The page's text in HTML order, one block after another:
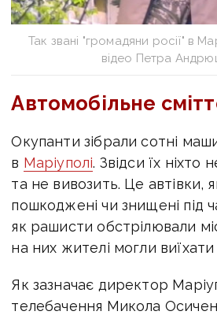
Так звані "громадяни росії" в
відео Петра
Автомобільне
Окупанти зібрали сотні
в Маріуполі. Звідси їх ніхто
та не вивозить. Це автівки,
пошкоджені чи знищені під
як рашисти обстрілювали
на них жителі могли
Як зазначає директор
телебачення Микола